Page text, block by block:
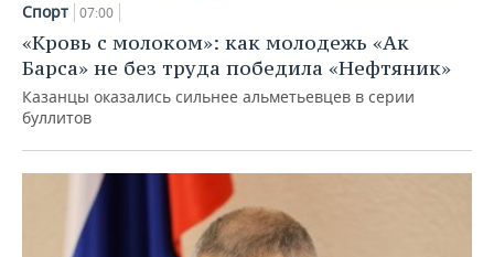
Спорт 07:00
«Кровь с молоком»: как молодежь «Ак
Барса» не без труда победила «Нефтяник»
Казанцы оказались сильнее альметьевцев в серии
буллитов